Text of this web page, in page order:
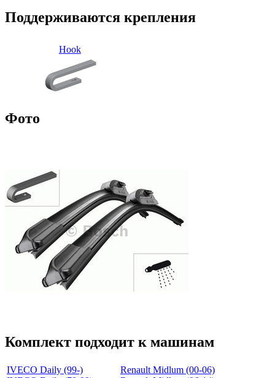
Поддерживаются крепления
Hook
Фото
Комплект подходит к машинам
IVECO Daily (99-)
Renault Midlum (00-06)